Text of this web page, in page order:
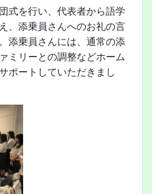
式を行い、代表者から語学
、添乗員さんへのお礼の言
添乗員さんには、通常の添
ミリーとの調整などホーム
ポートしていただきまし